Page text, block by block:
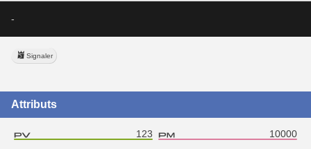
-
Signaler
Attributs
123 10000